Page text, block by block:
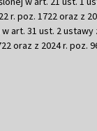
r. poz. 1722 oraz z
art. 31 ust. 2 ustawy
oraz z 2024 r. poz.